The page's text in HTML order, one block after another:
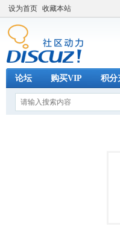
设为首页 收藏本站
论坛 购买VIP 积分